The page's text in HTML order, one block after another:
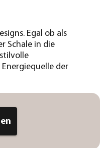
Egal ob als
Schale in die
der